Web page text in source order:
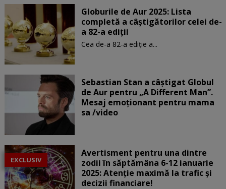
Globurile de Aur 2025: Lista
completă a câștigătorilor celei de-
a 82-a ediții
Cea de-a 82-a ediție a...
Sebastian Stan a câștigat Globul
de Aur pentru „A Different Man”.
Mesaj emoționant pentru mama
sa /video
EXCLUSIV
Avertisment pentru una dintre
zodii în săptămâna 6-12 ianuarie
2025: Atenție maximă la trafic și
decizii financiare!